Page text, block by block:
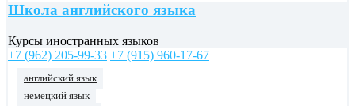
Школа английского языка
Курсы иностранных языков
+7 (962) 205-99-33 +7 (915) 960-17-67
английский язык
немецкий язык